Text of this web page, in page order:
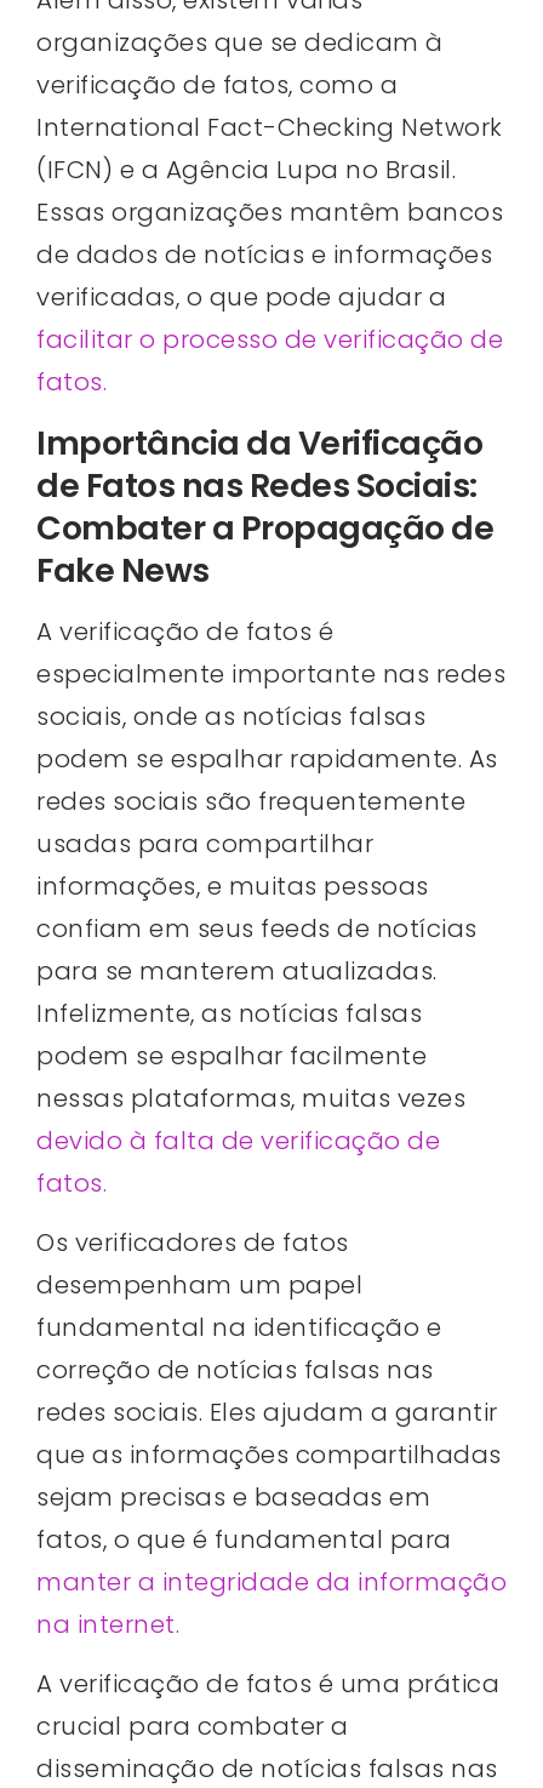
organizações que se dedicam à
verificação de fatos, como a
International Fact-Checking Network
(IFCN) e a Agência Lupa no Brasil.
Essas organizações mantêm bancos
de dados de notícias e informações
verificadas, o que pode ajudar a
facilitar o processo de verificação de
fatos.
Importância da Verificação
de Fatos nas Redes Sociais:
Combater a Propagação de
Fake News
A verificação de fatos é
especialmente importante nas redes
sociais, onde as notícias falsas
podem se espalhar rapidamente. As
redes sociais são frequentemente
usadas para compartilhar
informações, e muitas pessoas
confiam em seus feeds de notícias
para se manterem atualizadas.
Infelizmente, as notícias falsas
podem se espalhar facilmente
nessas plataformas, muitas vezes
devido à falta de verificação de
fatos.
Os verificadores de fatos
desempenham um papel
fundamental na identificação e
correção de notícias falsas nas
redes sociais. Eles ajudam a garantir
que as informações compartilhadas
sejam precisas e baseadas em
fatos, o que é fundamental para
manter a integridade da informação
na internet.
A verificação de fatos é uma prática
crucial para combater a
disseminação de notícias falsas nas